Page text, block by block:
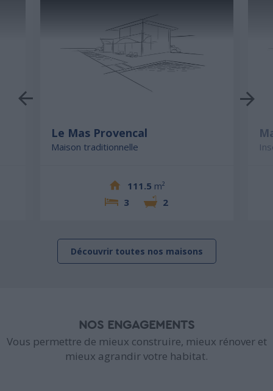
Le Mas Provencal
Maison traditionnelle
111.5 m²
3
2
Découvrir toutes nos maisons
NOS ENGAGEMENTS
Vous permettre de mieux construire, mieux rénover et
mieux agrandir votre habitat.